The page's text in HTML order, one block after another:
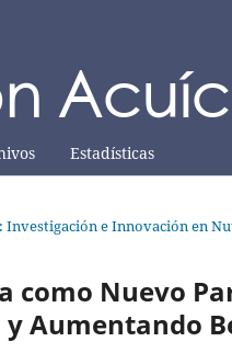
Estadísticas
Investigación e Innovación en
como Nuevo
Aumentando